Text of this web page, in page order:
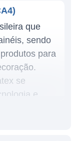
que
sendo
para
se
e